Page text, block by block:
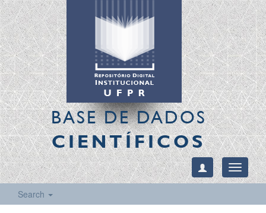
BASE DE DADOS
CIENTÍFICOS
Toggle
Search